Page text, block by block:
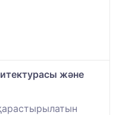
және